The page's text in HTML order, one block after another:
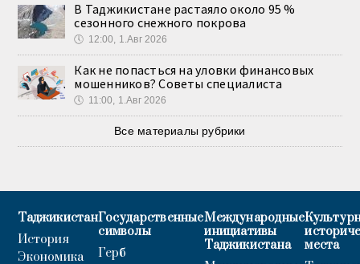
В Таджикистане растаяло около 95 %
сезонного снежного покрова
🕔 12:00, 1.Авг 2026
Как не попасться на уловки финансовых
мошенников? Советы специалиста
🕔 11:00, 1.Авг 2026
Все материалы рубрики
Таджикистан
История
Экономика
Государственные
символы
Герб
Международные
инициативы
Таджикистана
места